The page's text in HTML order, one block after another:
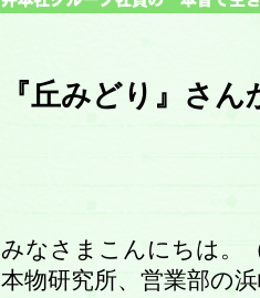
『丘みどり』さ
みなさまこんにちは。
本物研究所、営業部の